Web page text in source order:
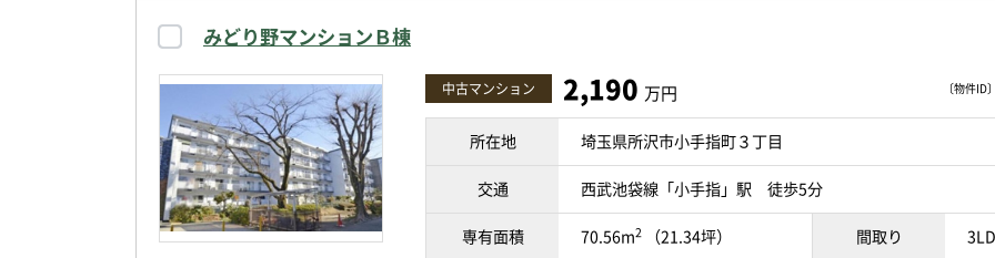
みどり野マンションＢ棟
〔物件
中古マンション 2,190 万円
所在地 埼玉県所沢市小手指町３丁目
交通 西武池袋線「小手指」駅 徒歩5分
専有面積 70.56m2 （21.34坪） 間取り